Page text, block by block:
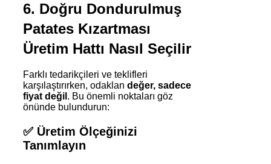
6. Doğru Dondurulmuş
Patates Kızartması
Üretim Hattı Nasıl Seçilir
Farklı tedarikçileri ve teklifleri
karşılaştırırken, odaklan değer, sadece
fiyat değil . Bu önemli noktaları göz
önünde bulundurun:
✅ Üretim Ölçeğinizi
Tanımlayın